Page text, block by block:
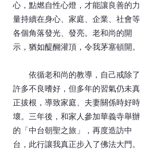
心，點燃自性心燈，才能讓良善的力
量持續在身心、家庭、企業、社會等
各個角落發光、發亮。老和尚的開
示，猶如醍醐灌頂，令我茅塞頓開。
依循老和尚的教導，自己戒除了
許多不良嗜好，但多年的習氣仍未真
正拔根，導致家庭、夫妻關係時好時
壞。三年後，和家人參加華義寺舉辦
的「中台朝聖之旅」，再度造訪中
台，此行讓我真正步入了佛法大門。